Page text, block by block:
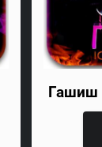
Гашиш